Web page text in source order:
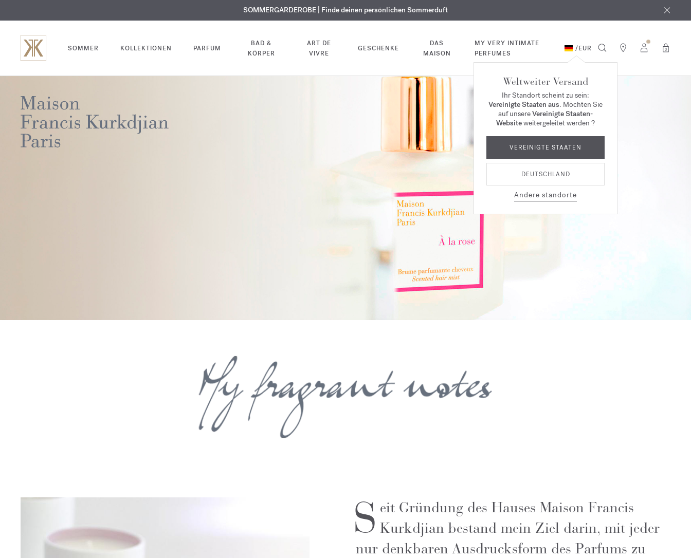
EXKLUSIV | Erhalten Sie OUDvelvet moodin Ihrer Bestellung*
KOSTENLOSE GRAVUR | Auf alle Düfte und Körperöle bis zum 9. August
SOMMERGARDEROBE | Finde deinen persönlichen Sommerduft
SOMMER KOLLEKTIONEN PARFUM
BAD &
KÖRPER
ART DE
VIVRE
GESCHENKE
DAS
MAISON
MY VERY INTIMATE
PERFUMES
/EUR 0
Weltweiter Versand
Ihr Standort scheint zu sein:
Vereinigte Staaten aus. Möchten Sie
auf unsereVereinigte Staaten-
Websiteweitergeleitet werden ?
VEREINIGTE STAATEN
DEUTSCHLAND
Andere standorte
S eit Gründung des Hauses Maison Francis
Kurkdjian bestand mein Ziel darin, mit jeder
nur denkbaren Ausdrucksform des Parfums zu